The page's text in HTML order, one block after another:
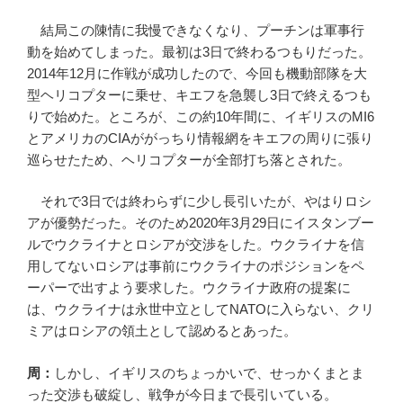
結局この陳情に我慢できなくなり、プーチンは軍事行
動を始めてしまった。最初は3日で終わるつもりだった。
2014年12月に作戦が成功したので、今回も機動部隊を大
型ヘリコプターに乗せ、キエフを急襲し3日で終えるつも
りで始めた。ところが、この約10年間に、イギリスのMI6
とアメリカのCIAががっちり情報網をキエフの周りに張り
巡らせたため、ヘリコプターが全部打ち落とされた。
それで3日では終わらずに少し長引いたが、やはりロシ
アが優勢だった。そのため2020年3月29日にイスタンブー
ルでウクライナとロシアが交渉をした。ウクライナを信
用してないロシアは事前にウクライナのポジションをペ
ーパーで出すよう要求した。ウクライナ政府の提案に
は、ウクライナは永世中立としてNATOに入らない、クリ
ミアはロシアの領土として認めるとあった。
周： しかし、イギリスのちょっかいで、せっかくまとま
った交渉も破綻し、戦争が今日まで長引いている。